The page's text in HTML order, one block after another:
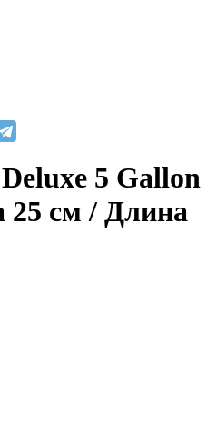
5 Gallon
см / Длина